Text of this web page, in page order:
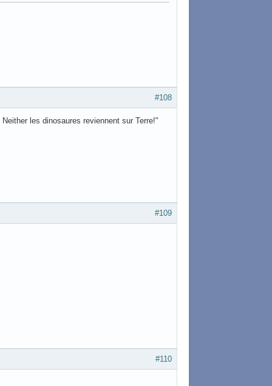
#108
les dinosaures reviennent sur Terre!"
#109
#110